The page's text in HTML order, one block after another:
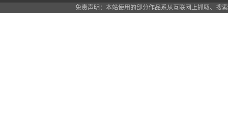
免责声明：本站使用的部分作品系从互联网上抓取、搜